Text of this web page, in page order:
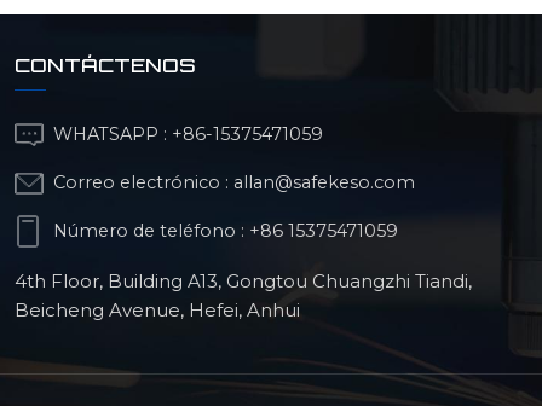
CONTÁCTENOS
WHATSAPP : +86-15375471059
Correo electrónico : allan@safekeso.com
Número de teléfono : +86 15375471059
4th Floor, Building A13, Gongtou Chuangzhi Tiandi,
Beicheng Avenue, Hefei, Anhui